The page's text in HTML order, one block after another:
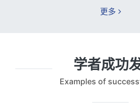
更多
学者成功
Examples of